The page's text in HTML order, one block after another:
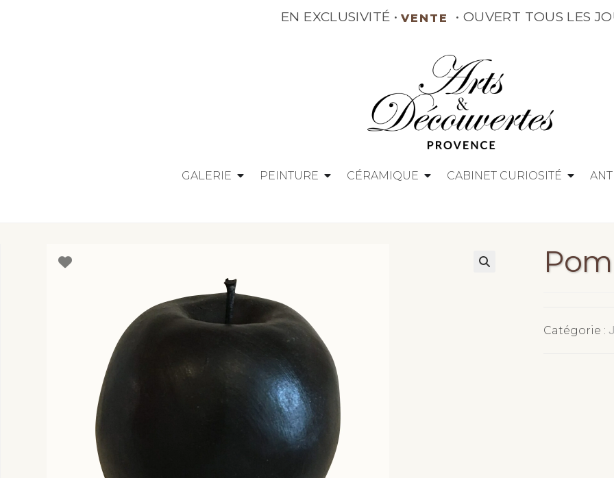
EN EXCLUSIVITÉ • VENTE • OUVERT TOUS LES
GALERIE PEINTURE CÉRAMIQUE CABINET CURIOSITÉ
Catégorie :